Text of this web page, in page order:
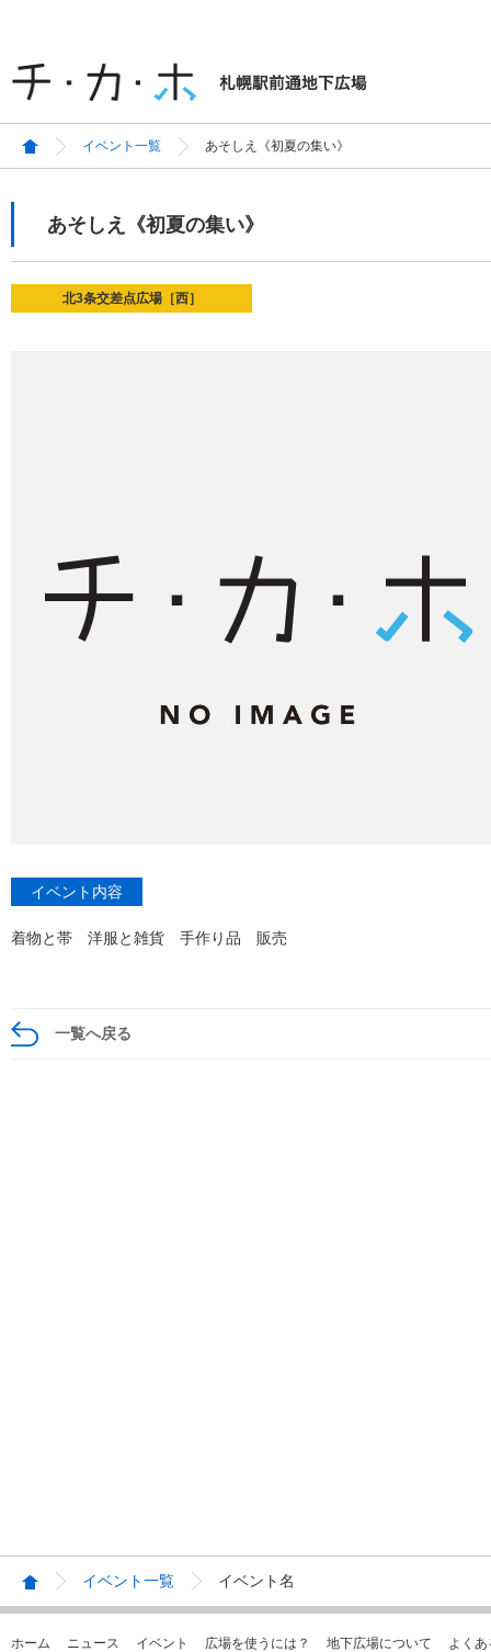
イベント一覧 あそしえ《初夏の集い》
あそしえ《初夏の集い》
北3条交差点広場［西］
イベント内容
着物と帯 洋服と雑貨 手作り品 販売
一覧へ戻る
イベント一覧 イベント名
ホーム ニュース イベント 広場を使うには？ 地下広場について
よく